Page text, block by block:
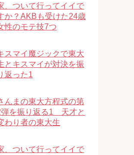
、ついて行ってイイで
か？AKBも受けた24歳
性のモテ技7つ
スマイ魔ジックで東大
とキスマイが対決を振
返った1
んまの東大方程式の第
弾を振り返る1 天才と
わり者の東大生
、ついて行ってイイで